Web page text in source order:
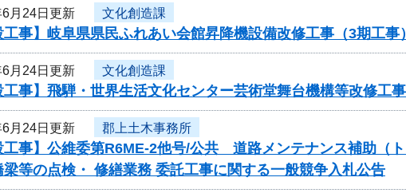
月24日更新 文化創造課
工事】岐阜県県民ふれあい会館昇降機設備改修工事（3期工
月24日更新 文化創造課
工事】飛騨・世界生活文化センター芸術堂舞台機構等改修工
月24日更新 郡上土木事務所
工事】公維委第R6ME-2他号/公共 道路メンテナンス補助（
梁等の点検・ 修繕業務 委託工事に関する一般競争入札公告